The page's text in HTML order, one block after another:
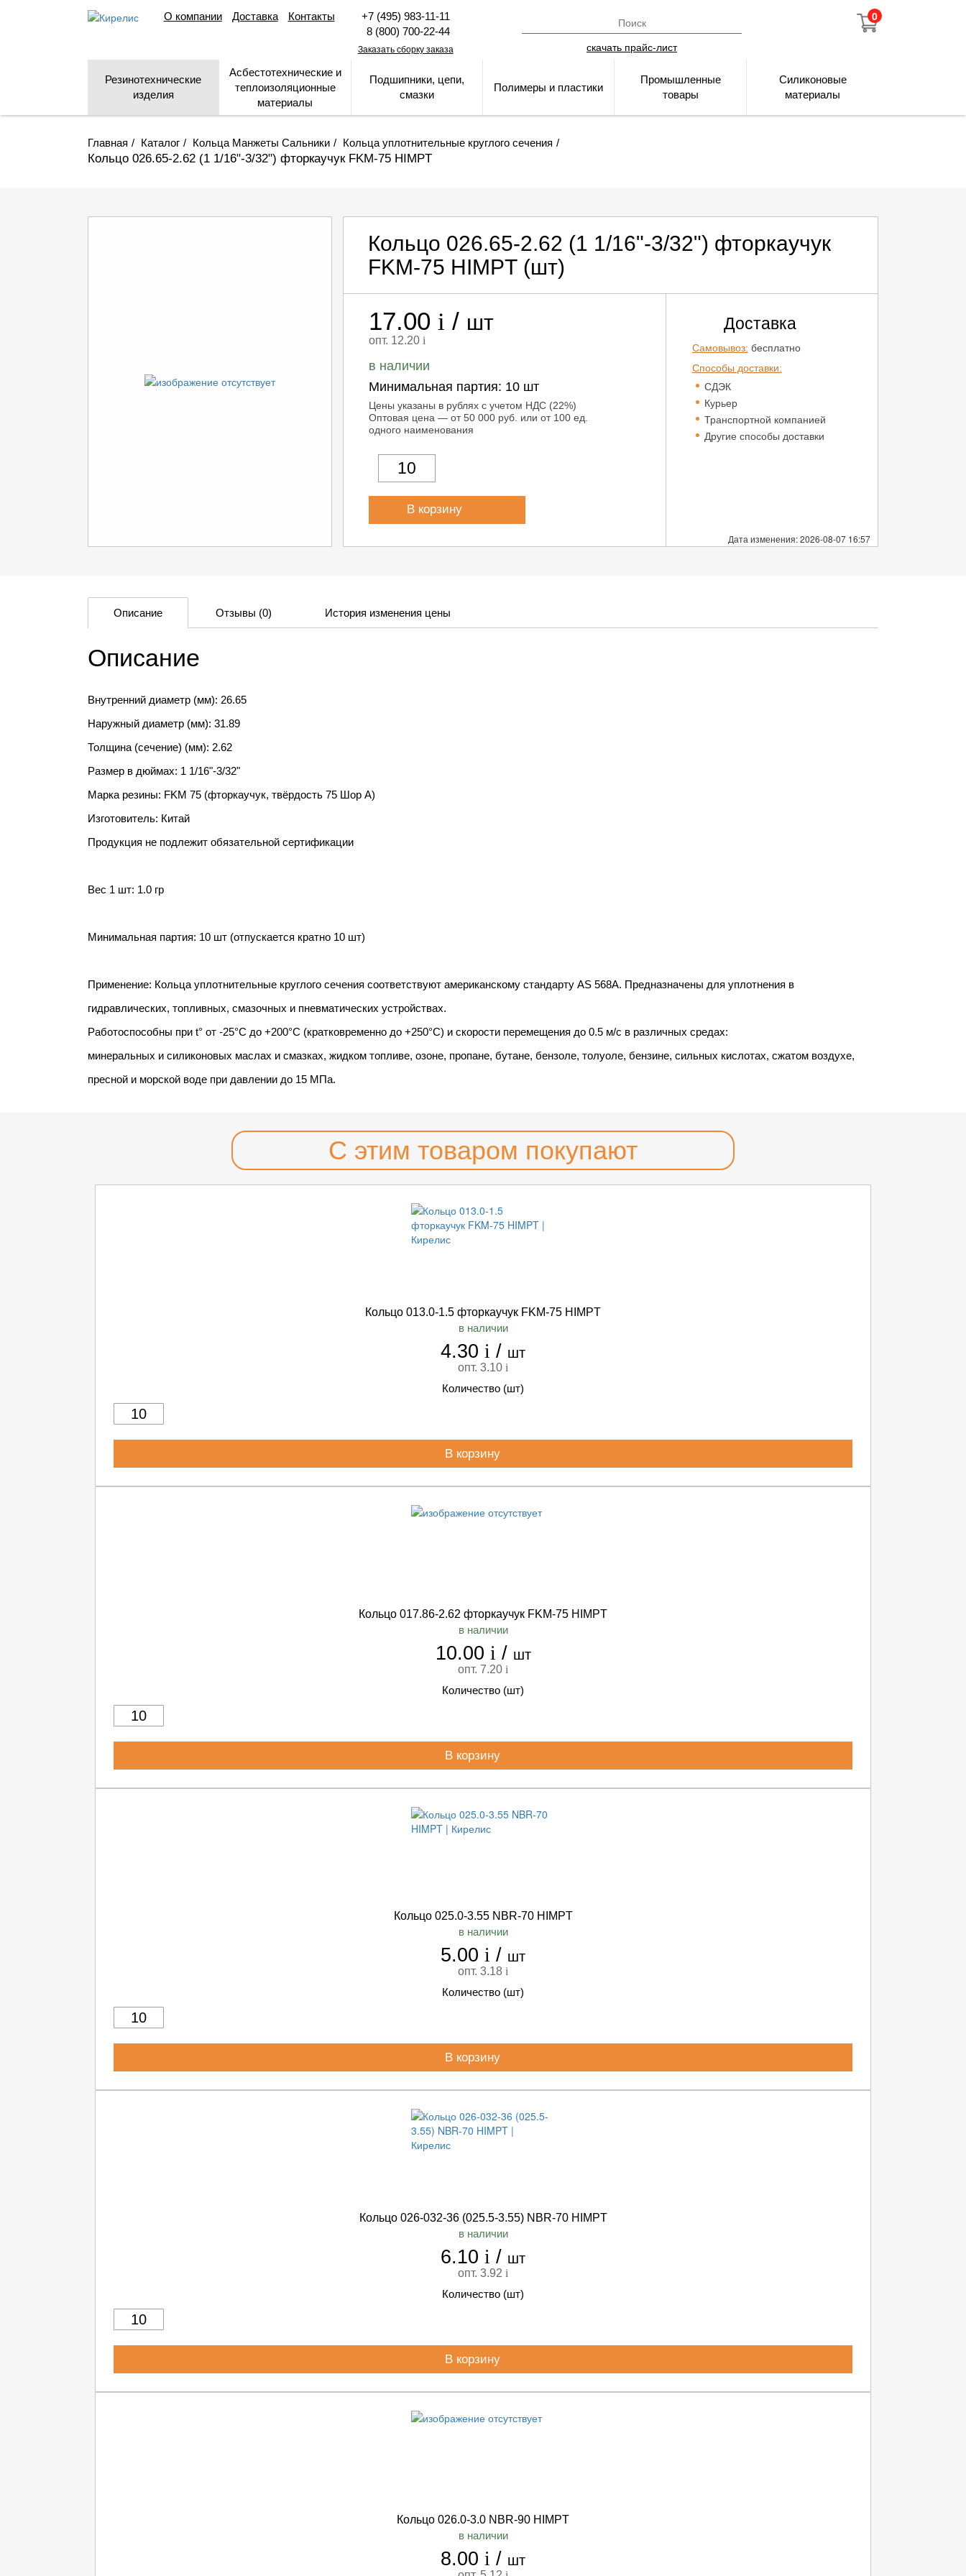
О компании Доставка Контакты
+7 (495) 983-11-11
8 (800) 700-22-44
Заказать сборку заказа
0
скачать прайс-лист
Резинотехнические
изделия
Асбестотехнические и
теплоизоляционные
материалы
Подшипники, цепи,
смазки
Полимеры и пластики
Промышленные
товары
Силиконовые
материалы
Главная Каталог Кольца Манжеты Сальники Кольца уплотнительные круглого сечения
Кольцо 026.65-2.62 (1 1/16"-3/32") фторкаучук FKM-75 HIMPT
Кольцо 026.65-2.62 (1 1/16"-3/32") фторкаучук
FKM-75 HIMPT (шт)
Дата изменения: 2026-08-07 16:57
17.00 i / шт
опт. 12.20i
в наличии
Минимальная партия: 10 шт
Цены указаны в рублях с учетом НДС (22%)
Оптовая цена — от 50 000 руб. или от 100 ед.
одного наименования
В корзину
Доставка
Самовывоз: бесплатно
Способы доставки:
СДЭК
Курьер
Транспортной компанией
Другие способы доставки
Описание Отзывы (0) История изменения цены
Описание
Внутренний диаметр (мм): 26.65
Наружный диаметр (мм): 31.89
Толщина (сечение) (мм): 2.62
Размер в дюймах: 1 1/16"-3/32"
Марка резины: FKM 75 (фторкаучук, твёрдость 75 Шор А)
Изготовитель: Китай
Продукция не подлежит обязательной сертификации
Вес 1 шт: 1.0 гр
Минимальная партия: 10 шт (отпускается кратно 10 шт)
Применение: Кольца уплотнительные круглого сечения соответствуют американскому стандарту AS 568A. Предназначены для уплотнения в
гидравлических, топливных, смазочных и пневматических устройствах.
Работоспособны при t° от -25°С до +200°С (кратковременно до +250°С) и скорости перемещения до 0.5 м/с в различных средах:
минеральных и силиконовых маслах и смазках, жидком топливе, озоне, пропане, бутане, бензоле, толуоле, бензине, сильных кислотах, сжатом воздухе,
пресной и морской воде при давлении до 15 МПа.
С этим товаром покупают
Кольцо 013.0-1.5 фторкаучук FKM-75 HIMPT
в наличии
4.30 i / шт
опт. 3.10 i
Количество (шт)
В корзину
Кольцо 017.86-2.62 фторкаучук FKM-75 HIMPT
в наличии
10.00 i / шт
опт. 7.20 i
Количество (шт)
В корзину
Кольцо 025.0-3.55 NBR-70 HIMPT
в наличии
5.00 i / шт
опт. 3.18 i
Количество (шт)
В корзину
Кольцо 026-032-36 (025.5-3.55) NBR-70 HIMPT
в наличии
6.10 i / шт
опт. 3.92 i
Количество (шт)
В корзину
Кольцо 026.0-3.0 NBR-90 HIMPT
в наличии
8.00 i / шт